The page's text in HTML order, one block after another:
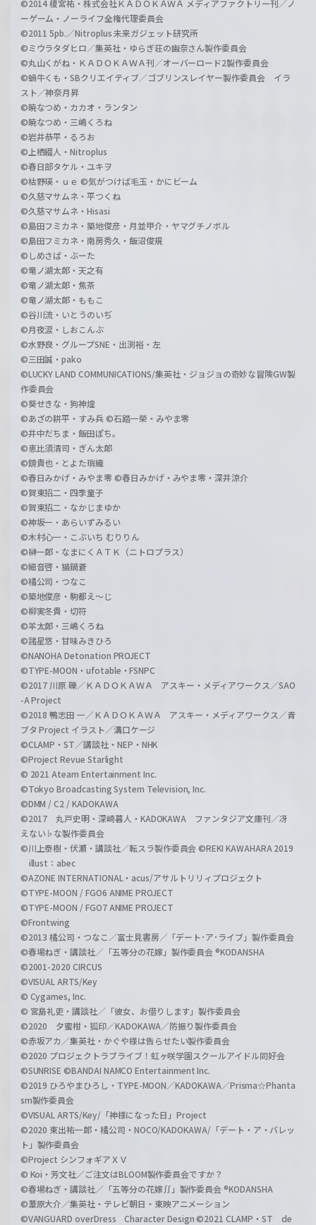
©2014 榎宮祐・株式会社ＫＡＤＯＫＡＷＡ メディアファクトリー刊／ノ
ーゲーム・ノーライフ全権代理委員会
©2011 5pb.／Nitroplus 未来ガジェット研究所
©ミウラタダヒロ／集英社・ゆらぎ荘の幽奈さん製作委員会
©丸山くがね・ＫＡＤＯＫＡＷＡ刊／オーバーロード2製作委員会
©蝸牛くも・SBクリエイティブ／ゴブリンスレイヤー製作委員会 イラ
スト／神奈月昇
©暁なつめ・カカオ・ランタン
©暁なつめ・三嶋くろね
©岩井恭平・るろお
©上栖綴人・Nitroplus
©春日部タケル・ユキヲ
©枯野瑛・ｕｅ ©気がつけば毛玉・かにビーム
©久慈マサムネ・平つくね
©久慈マサムネ・Hisasi
©島田フミカネ・築地俊彦・月並甲介・ヤマグチノボル
©島田フミカネ・南房秀久・飯沼俊規
©しめさば・ぶーた
©竜ノ湖太郎・天之有
©竜ノ湖太郎・焦茶
©竜ノ湖太郎・ももこ
©谷川流・いとうのいぢ
©月夜涙・しおこんぶ
©水野良・グループSNE・出渕裕・左
©三田誠・pako
©LUCKY LAND COMMUNICATIONS/集英社・ジョジョの奇妙な冒険GW製
作委員会
©葵せきな・狗神煌
©あざの耕平・すみ兵 ©石踏一榮・みやま零
©井中だちま・飯田ぽち。
©恵比須清司・ぎん太郎
©鏡貴也・とよた瑣織
©春日みかげ・みやま零 ©春日みかげ・みやま零・深井涼介
©賀東招二・四季童子
©賀東招二・なかじまゆか
©神坂一・あらいずみるい
©木村心一・こぶいち むりりん
©榊一郎・なまにくＡＴＫ（ニトロプラス）
©細音啓・猫鍋蒼
©橘公司・つなこ
©築地俊彦・駒都え～じ
©柳実冬貴・切符
©羊太郎・三嶋くろね
©諸星悠・甘味みきひろ
©NANOHA Detonation PROJECT
©TYPE-MOON・ufotable・FSNPC
©2017 川原 礫／ＫＡＤＯＫＡＷＡ アスキー・メディアワークス／SAO
-A Project
©2018 鴨志田 一／ＫＡＤＯＫＡＷＡ アスキー・メディアワークス／青
ブタ Project イラスト／溝口ケージ
©CLAMP・ST／講談社・NEP・NHK
©Project Revue Starlight
© 2021 Ateam Entertainment Inc.
©Tokyo Broadcasting System Television, Inc.
©DMM / C2 / KADOKAWA
©2017 丸戸史明・深崎暮人・KADOKAWA ファンタジア文庫刊／冴
えない♭な製作委員会
©川上泰樹・伏瀬・講談社／転スラ製作委員会 ©REKI KAWAHARA 2019
illust：abec
©AZONE INTERNATIONAL・acus/アサルトリリィプロジェクト
©TYPE-MOON / FGO6 ANIME PROJECT
©TYPE-MOON / FGO7 ANIME PROJECT
©Frontwing
©2013 橘公司・つなこ／富士見書房／「デート･ア･ライブ」製作委員会
©春場ねぎ・講談社／「五等分の花嫁」製作委員会 ®KODANSHA
©2001-2020 CIRCUS
©VISUAL ARTS/Key
© Cygames, Inc.
© 宮島礼吏・講談社／「彼女、お借りします」製作委員会
©2020 夕蜜柑・狐印／KADOKAWA／防振り製作委員会
©赤坂アカ／集英社・かぐや様は告らせたい製作委員会
©2020 プロジェクトラブライブ！虹ヶ咲学園スクールアイドル同好会
©SUNRISE ©BANDAI NAMCO Entertainment Inc.
©2019 ひろやまひろし・TYPE-MOON／KADOKAWA／Prisma☆Phanta
sm製作委員会
©VISUAL ARTS/Key/「神様になった日」Project
©2020 東出祐一郎・橘公司・NOCO/KADOKAWA/「デート・ア・バレッ
ト」製作委員会
©Project シンフォギアＸＶ
© Koi・芳文社／ご注文はBLOOM製作委員会ですか？
©春場ねぎ・講談社／「五等分の花嫁∬」製作委員会 ®KODANSHA
©葦原大介／集英社・テレビ朝日・東映アニメーション
©VANGUARD overDress Character Design ©2021 CLAMP・ST de